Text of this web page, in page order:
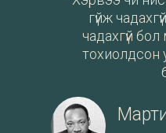
гүйж
чадахгүй
тохиолдсон